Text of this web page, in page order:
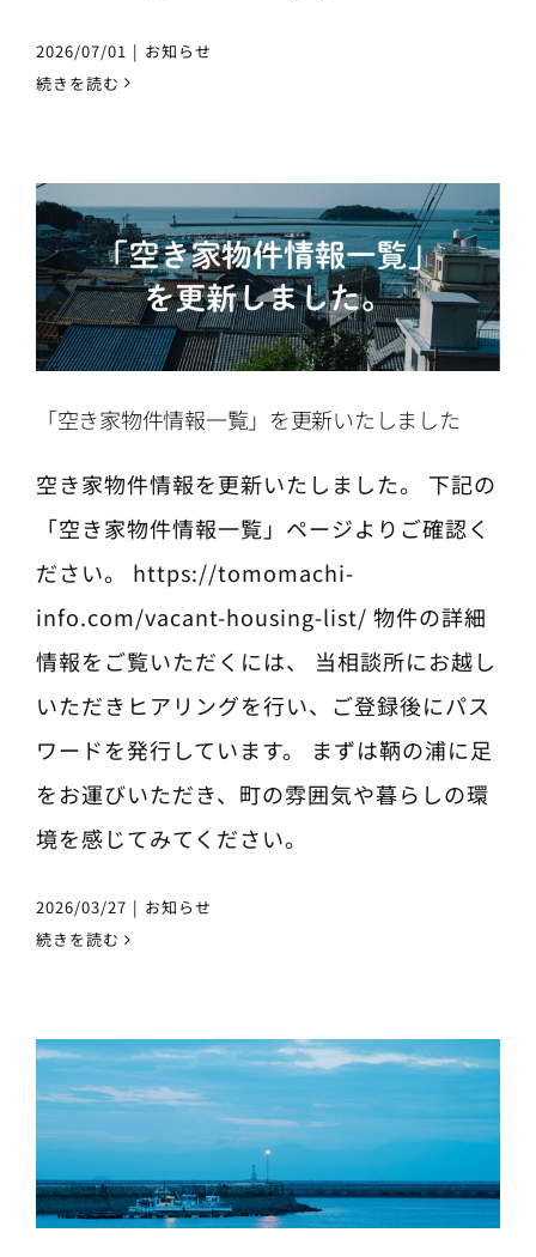
2026/07/01 | お知らせ
続きを読む
「空き家物件情報一覧」を更新いたしました
空き家物件情報を更新いたしました。 下記の
「空き家物件情報一覧」ページよりご確認く
ださい。 https://tomomachi-
info.com/vacant-housing-list/ 物件の詳細
情報をご覧いただくには、 当相談所にお越し
いただきヒアリングを行い、ご登録後にパス
ワードを発行しています。 まずは鞆の浦に足
をお運びいただき、町の雰囲気や暮らしの環
境を感じてみてください。
2026/03/27 | お知らせ
続きを読む